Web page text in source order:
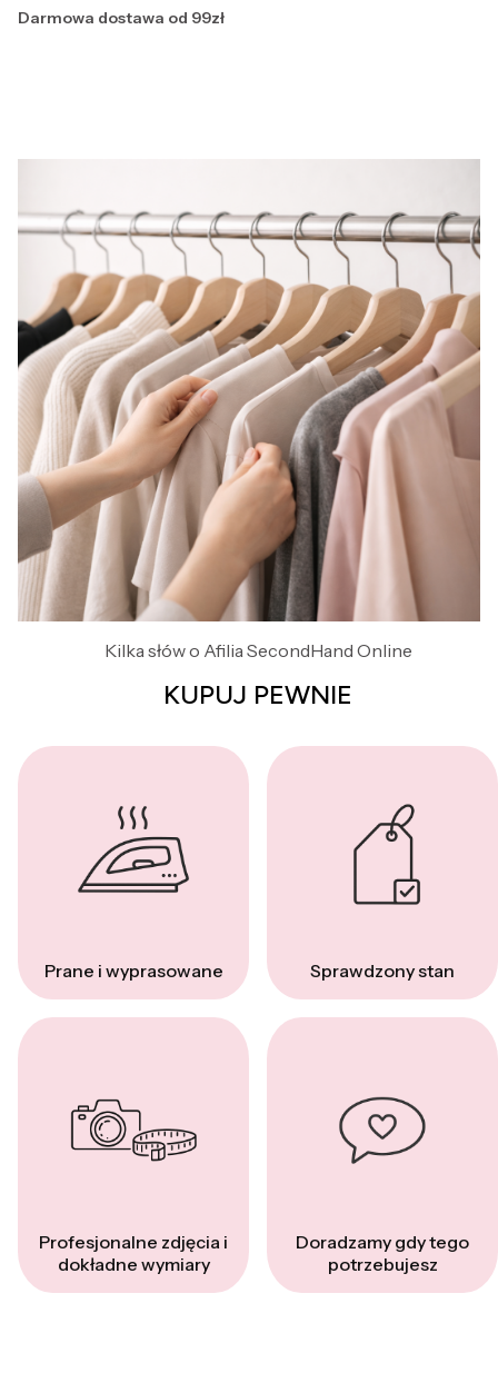
Darmowa dostawa od 99zł
Kilka słów o Afilia SecondHand Online
KUPUJ PEWNIE
Prane i wyprasowane Sprawdzony stan
Profesjonalne zdjęcia i
dokładne wymiary
Doradzamy gdy tego
potrzebujesz